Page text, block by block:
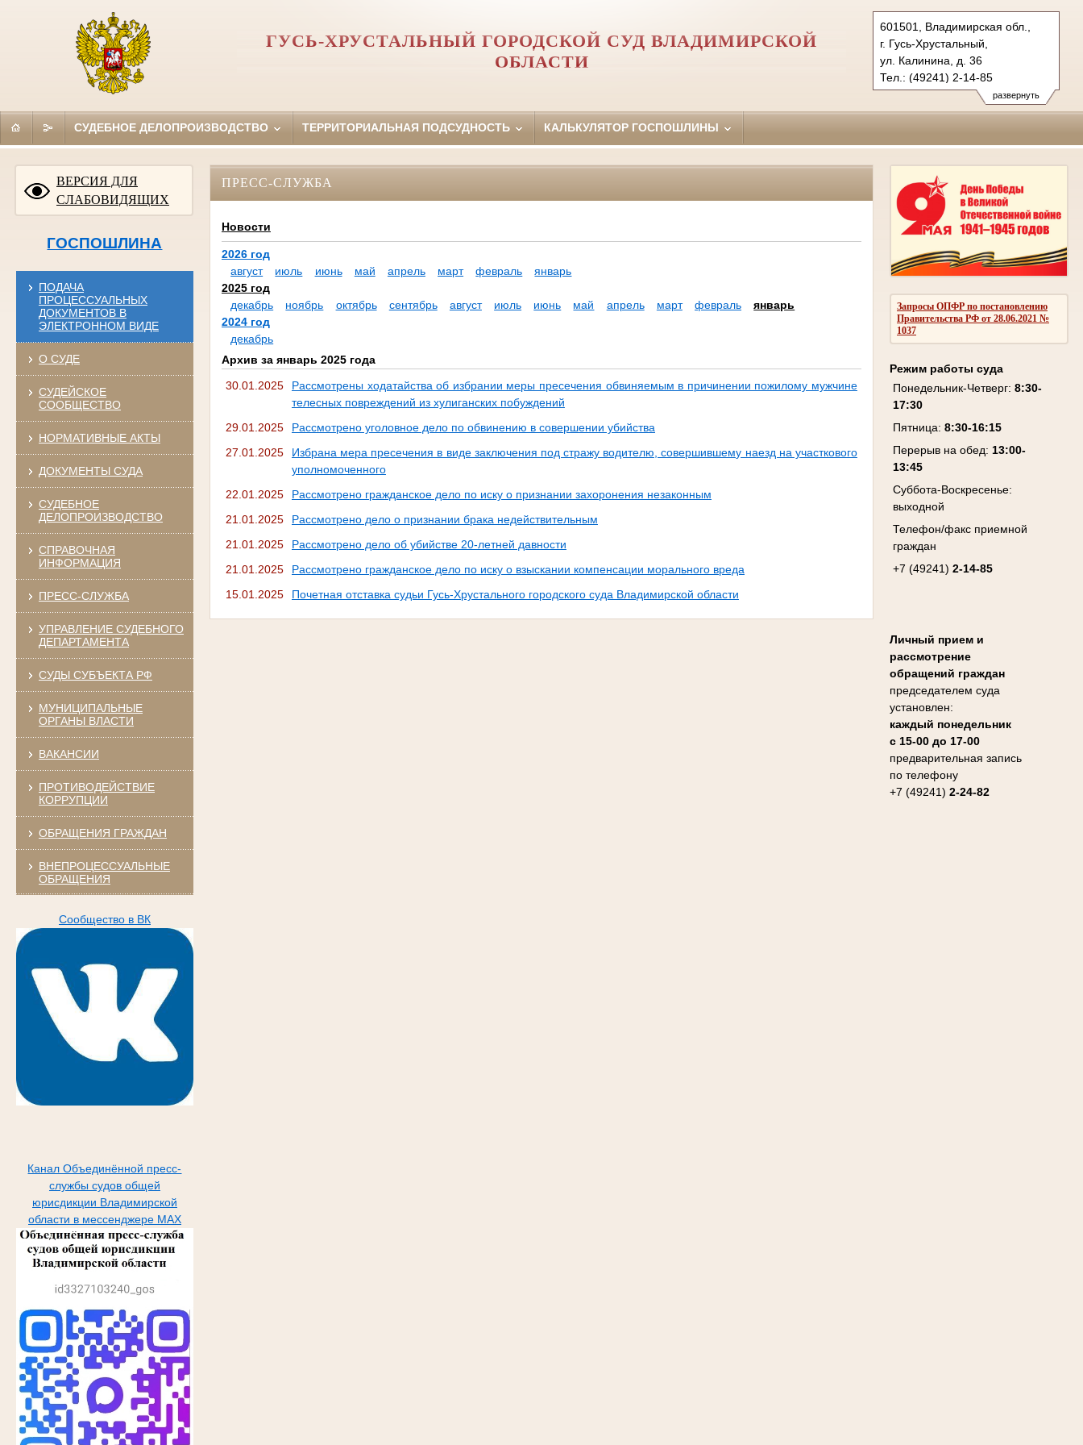
развернуть
601501, Владимирская обл.,
г. Гусь-Хрустальный,
ул. Калинина, д. 36
Тел.: (49241) 2-14-85
gus-hrustalsky.wld@sudrf.ru
ГУСЬ-ХРУСТАЛЬНЫЙ ГОРОДСКОЙ СУД ВЛАДИМИРСКОЙ
ОБЛАСТИ
СУДЕБНОЕ ДЕЛОПРОИЗВОДСТВО ТЕРРИТОРИАЛЬНАЯ ПОДСУДНОСТЬ КАЛЬКУЛЯТОР ГОСПОШЛИНЫ
ВЕРСИЯ ДЛЯ
СЛАБОВИДЯЩИХ
ГОСПОШЛИНА
ПОДАЧА
ПРОЦЕССУАЛЬНЫХ
ДОКУМЕНТОВ В
ЭЛЕКТРОННОМ ВИДЕ
О СУДЕ
СУДЕЙСКОЕ
СООБЩЕСТВО
НОРМАТИВНЫЕ АКТЫ
ДОКУМЕНТЫ СУДА
СУДЕБНОЕ
ДЕЛОПРОИЗВОДСТВО
СПРАВОЧНАЯ
ИНФОРМАЦИЯ
ПРЕСС-СЛУЖБА
УПРАВЛЕНИЕ СУДЕБНОГО
ДЕПАРТАМЕНТА
СУДЫ СУБЪЕКТА РФ
МУНИЦИПАЛЬНЫЕ
ОРГАНЫ ВЛАСТИ
ВАКАНСИИ
ПРОТИВОДЕЙСТВИЕ
КОРРУПЦИИ
ОБРАЩЕНИЯ ГРАЖДАН
ВНЕПРОЦЕССУАЛЬНЫЕ
ОБРАЩЕНИЯ
Сообщество в ВК
Канал Объединённой пресс-
службы судов общей
юрисдикции Владимирской
области в мессенджере МАХ
Запросы ОПФР по постановлению
Правительства РФ от 28.06.2021 №
1037
Режим работы суда
Понедельник-Четверг: 8:30-
17:30
Пятница: 8:30-16:15
Перерыв на обед: 13:00-
13:45
Суббота-Воскресенье:
выходной
Телефон/факс приемной
граждан
+7 (49241) 2-14-85
Личный прием и
рассмотрение
обращений граждан
председателем суда
установлен:
каждый понедельник
с 15-00 до 17-00
предварительная запись
по телефону
+7 (49241) 2-24-82
ПРЕСС-СЛУЖБА
Новости
2026 год
август
июль июнь май апрель март февраль
январь
2025 год
декабрь
ноябрь октябрь сентябрь август июль июнь май апрель март февраль
январь
2024 год
декабрь
Архив за январь 2025 года
30.01.2025
Рассмотрены ходатайства об избрании меры пресечения обвиняемым в причинении пожилому мужчине
телесных повреждений из хулиганских побуждений
29.01.2025
Рассмотрено уголовное дело по обвинению в совершении убийства
27.01.2025
Избрана мера пресечения в виде заключения под стражу водителю, совершившему наезд на участкового
уполномоченного
22.01.2025
Рассмотрено гражданское дело по иску о признании захоронения незаконным
21.01.2025
Рассмотрено дело о признании брака недействительным
21.01.2025
Рассмотрено дело об убийстве 20-летней давности
21.01.2025
Рассмотрено гражданское дело по иску о взыскании компенсации морального вреда
15.01.2025
Почетная отставка судьи Гусь-Хрустального городского суда Владимирской области